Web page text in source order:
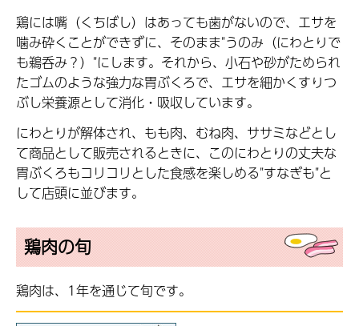
鶏には嘴（くちばし）はあっても歯がないので、エサを
噛み砕くことができずに、そのまま"うのみ（にわとりで
も鵜呑み？）"にします。それから、小石や砂がためられ
たゴムのような強力な胃ぶくろで、エサを細かくすりつ
ぶし栄養源として消化・吸収しています。
にわとりが解体され、もも肉、むね肉、ササミなどとし
て商品として販売されるときに、このにわとりの丈夫な
胃ぶくろもコリコリとした食感を楽しめる"すなぎも"と
して店頭に並びます。
鶏肉の旬
鶏肉は、1年を通じて旬です。